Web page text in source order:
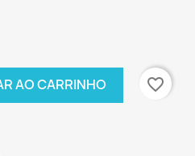
AO CARRINHO favorite_border